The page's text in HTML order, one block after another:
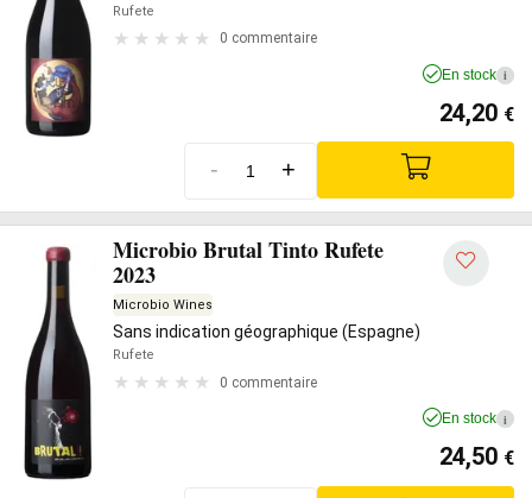
Rufete
0 commentaire
En stock i
24,20 €
- +
Microbio Brutal Tinto Rufete
2023
Microbio Wines
Sans indication géographique (Espagne)
Rufete
0 commentaire
En stock i
24,50 €